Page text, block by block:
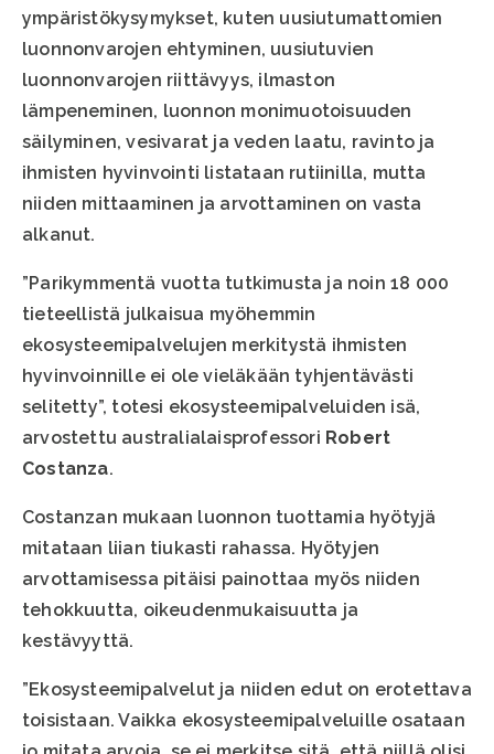
ympäristökysymykset, kuten uusiutumattomien
luonnonvarojen ehtyminen, uusiutuvien
luonnonvarojen riittävyys, ilmaston
lämpeneminen, luonnon monimuotoisuuden
säilyminen, vesivarat ja veden laatu, ravinto ja
ihmisten hyvinvointi listataan rutiinilla, mutta
niiden mittaaminen ja arvottaminen on vasta
alkanut.
”Parikymmentä vuotta tutkimusta ja noin 18 000
tieteellistä julkaisua myöhemmin
ekosysteemipalvelujen merkitystä ihmisten
hyvinvoinnille ei ole vieläkään tyhjentävästi
selitetty”, totesi ekosysteemipalveluiden isä,
arvostettu australialaisprofessori Robert
Costanza.
Costanzan mukaan luonnon tuottamia hyötyjä
mitataan liian tiukasti rahassa. Hyötyjen
arvottamisessa pitäisi painottaa myös niiden
tehokkuutta, oikeudenmukaisuutta ja
kestävyyttä.
”Ekosysteemipalvelut ja niiden edut on erotettava
toisistaan. Vaikka ekosysteemipalveluille osataan